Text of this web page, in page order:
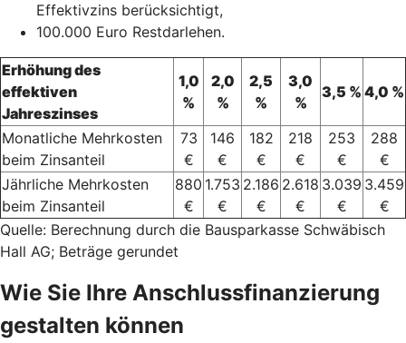
Effektivzins berücksichtigt,
100.000 Euro Restdarlehen.
Erhöhung des
effektiven
Jahreszinses
1,0
%
2,0
%
2,5
%
3,0
%
3,5 % 4,0 %
Monatliche Mehrkosten
beim Zinsanteil
73
€
146
€
182
€
218
€
253
€
288
€
Jährliche Mehrkosten
beim Zinsanteil
880
€
1.753
€
2.186
€
2.618
€
3.039
€
3.459
€
Quelle: Berechnung durch die Bausparkasse Schwäbisch
Hall AG; Beträge gerundet
Wie Sie Ihre Anschlussfinanzierung
gestalten können